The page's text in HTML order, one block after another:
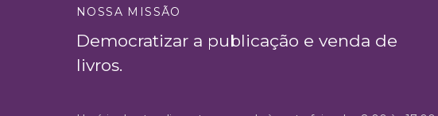
NOSSA MISSÃO
Democratizar a publicação e venda de
livros.